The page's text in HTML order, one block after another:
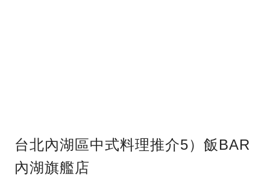
台北內湖區中式料理推介5）飯BAR
內湖旗艦店